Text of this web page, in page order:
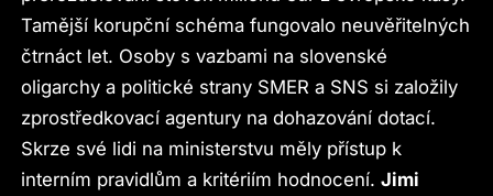
Tamější korupční schéma fungovalo neuvěřitelných
čtrnáct let. Osoby s vazbami na slovenské
oligarchy a politické strany SMER a SNS si založily
zprostředkovací agentury na dohazování dotací.
Skrze své lidi na ministerstvu měly přístup k
interním pravidlům a kritériím hodnocení.Jimi